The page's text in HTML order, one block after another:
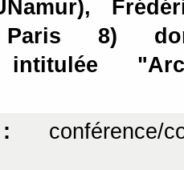
Paris 8)
intitulée
conférence/